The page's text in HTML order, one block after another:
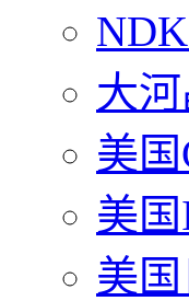
大
美
美
美